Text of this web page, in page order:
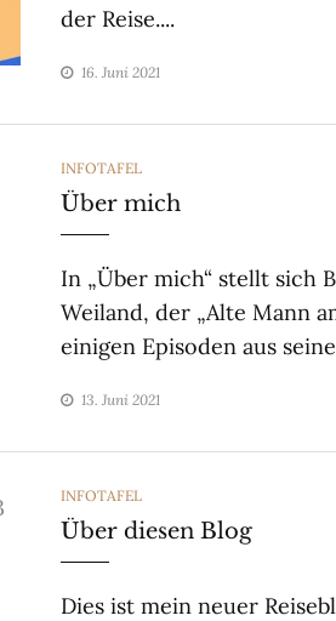
der Reise....
16. Juni 2021
CATEGORIES
INFOTAFEL
Über mich
In „Über mich“ stellt sich
Weiland, der „Alte Mann
einigen Episoden aus
13. Juni 2021
CATEGORIES
INFOTAFEL
Über diesen Blog
Dies ist mein neuer